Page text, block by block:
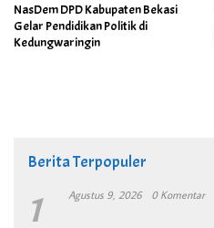
NasDem DPD Kabupaten Bekasi
Gelar Pendidikan Politik di
Kedungwaringin
Berita Terpopuler
1 Agustus 9, 2026 0 Komentar